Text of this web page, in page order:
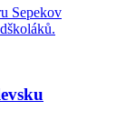
Sepekov